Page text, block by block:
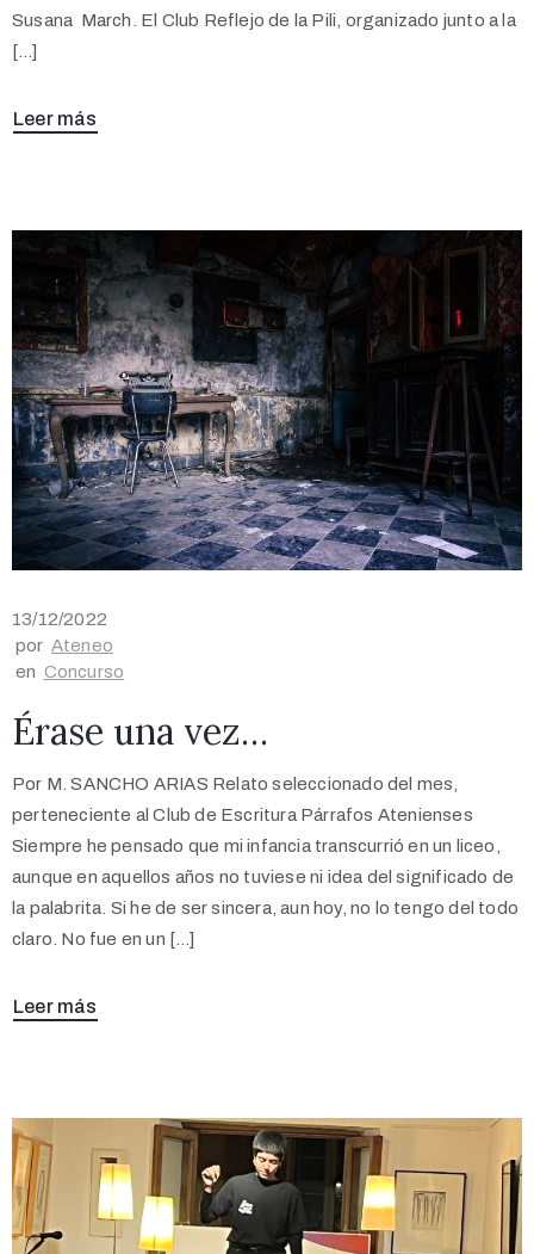
Susana March. El Club Reflejo de la Pili, organizado junto a la
[…]
Leer más
13/12/2022
por Ateneo
en Concurso
Érase una vez…
Por M. SANCHO ARIAS Relato seleccionado del mes,
perteneciente al Club de Escritura Párrafos Atenienses
Siempre he pensado que mi infancia transcurrió en un liceo,
aunque en aquellos años no tuviese ni idea del significado de
la palabrita. Si he de ser sincera, aun hoy, no lo tengo del todo
claro. No fue en un […]
Leer más